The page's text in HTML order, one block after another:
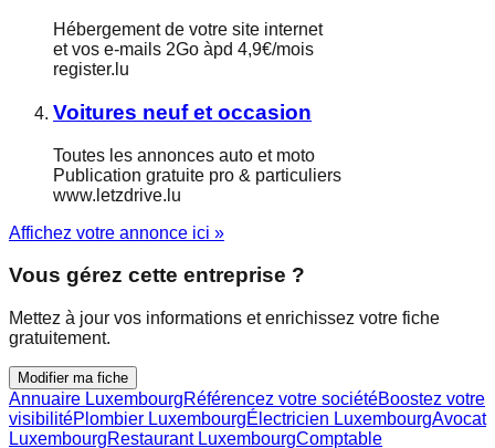
Hébergement de votre site internet
et vos e-mails 2Go àpd 4,9€/mois
register.lu
Voitures neuf et occasion
Toutes les annonces auto et moto
Publication gratuite pro & particuliers
www.letzdrive.lu
Affichez votre annonce ici »
Vous gérez cette entreprise ?
Mettez à jour vos informations et enrichissez votre fiche
gratuitement.
Modifier ma fiche
Annuaire LuxembourgRéférencez votre sociétéBoostez votre
visibilitéPlombier LuxembourgÉlectricien LuxembourgAvocat
LuxembourgRestaurant LuxembourgComptable